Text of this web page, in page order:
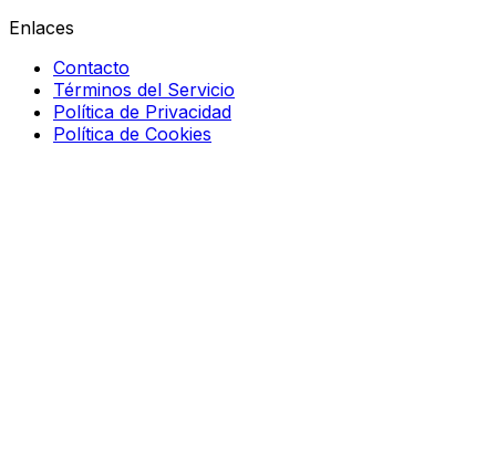
Enlaces
Contacto
Términos del Servicio
Política de Privacidad
Política de Cookies